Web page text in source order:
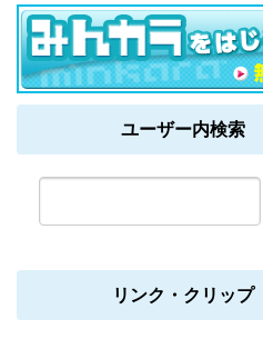
ユーザー内検索
リンク・クリップ